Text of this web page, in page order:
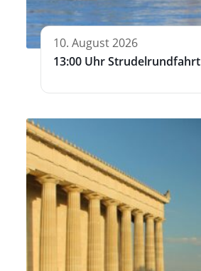
10. August 2026
13:00 Uhr Strudelrundfahrt